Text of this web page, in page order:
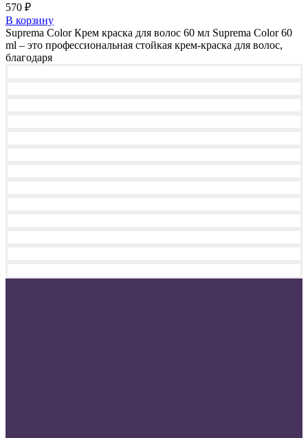
570 ₽
В корзину
Suprema Color Крем краска для волос 60 мл Suprema Color 60
ml – это профессиональная стойкая крем-краска для волос,
благодаря